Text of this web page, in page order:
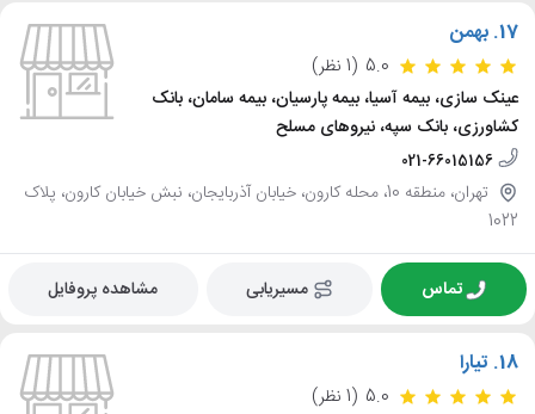
17. بهمن
5.0 (1 نظر)
عینک سازی، بیمه آسیا، بیمه پارسیان، بیمه سامان، بانک
کشاورزی، بانک سپه، نیروهای مسلح
021-66015156
تهران، منطقه 10، محله کارون، خیابان آذربایجان، نبش خیابان کارون، پلاک
1022
تماس مسیریابی مشاهده پروفایل
18. تیارا
5.0 (1 نظر)